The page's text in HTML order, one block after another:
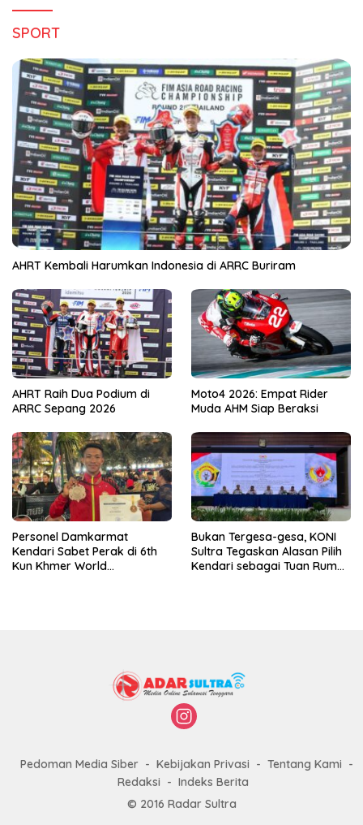
SPORT
AHRT Kembali Harumkan Indonesia di ARRC Buriram
AHRT Raih Dua Podium di
ARRC Sepang 2026
Moto4 2026: Empat Rider
Muda AHM Siap Beraksi
Personel Damkarmat
Kendari Sabet Perak di 6th
Kun Khmer World
Bukan Tergesa-gesa, KONI
Sultra Tegaskan Alasan Pilih
Kendari sebagai Tuan Rumah
Pedoman Media Siber Kebijakan Privasi
Tentang Kami
Redaksi
Indeks Berita
© 2016 Radar Sultra